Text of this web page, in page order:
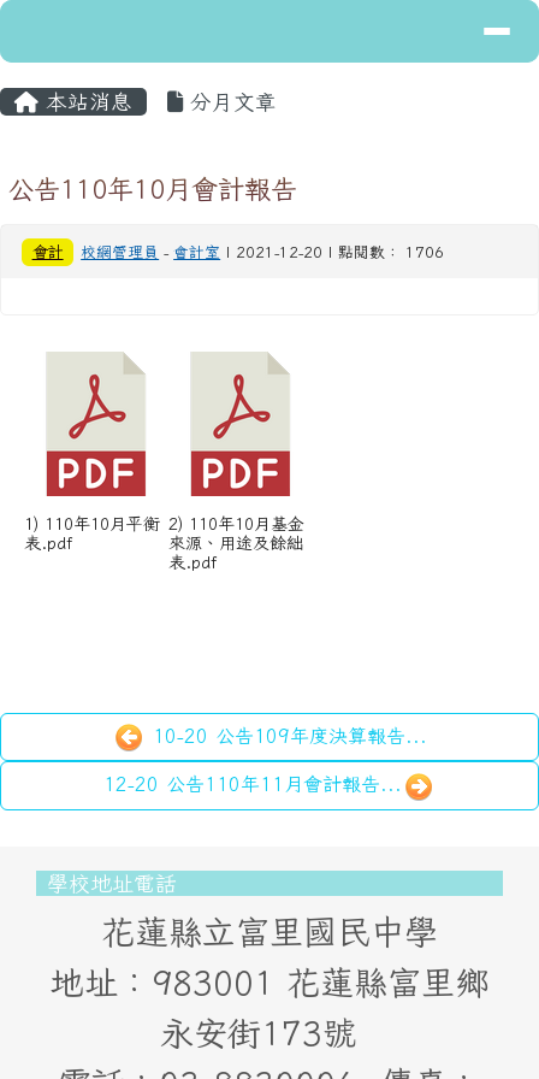
跳至主內容區
花蓮縣立富里國民中學
導覽列
本站消息 分月文章
公告110年10月會計報告
會計 校網管理員 -會計室 | 2021-12-20 | 點閱數： 1706
1) 110年10月平衡
表.pdf
2) 110年10月基金
來源、用途及餘絀
表.pdf
10-20 公告109年度決算報告...
12-20 公告110年11月會計報告...
頁尾區域內容
學校地址電話
花蓮縣立富里國民中學
地址：983001 花蓮縣富里鄉
永安街173號